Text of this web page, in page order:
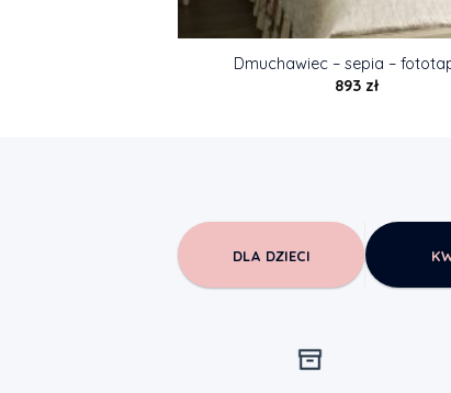
Dmuchawiec – sepia –
893 zł
DLA DZIECI